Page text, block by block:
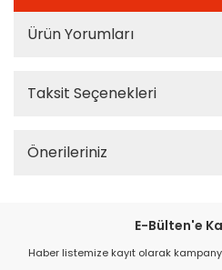
Ürün Yorumları
Taksit Seçenekleri
Önerileriniz
E-Bülten'e
Haber listemize kayıt olarak